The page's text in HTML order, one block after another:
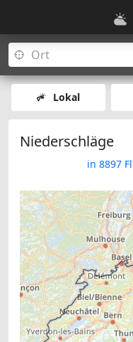
Lokal
Niederschläge
in 8897